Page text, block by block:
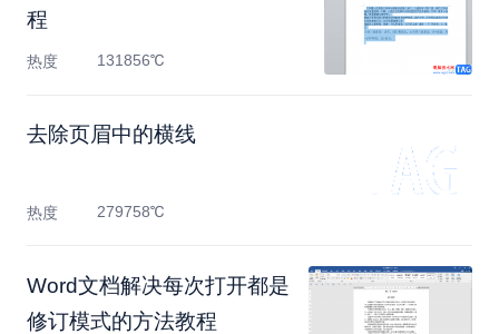
程
热度 131856℃
去除页眉中的横线
热度 279758℃
Word文档解决每次打开都是
修订模式的方法教程